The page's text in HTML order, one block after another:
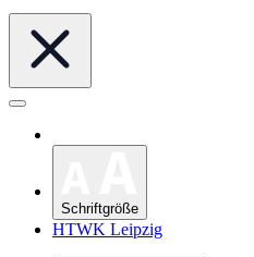
Schriftgröße
HTWK Leipzig